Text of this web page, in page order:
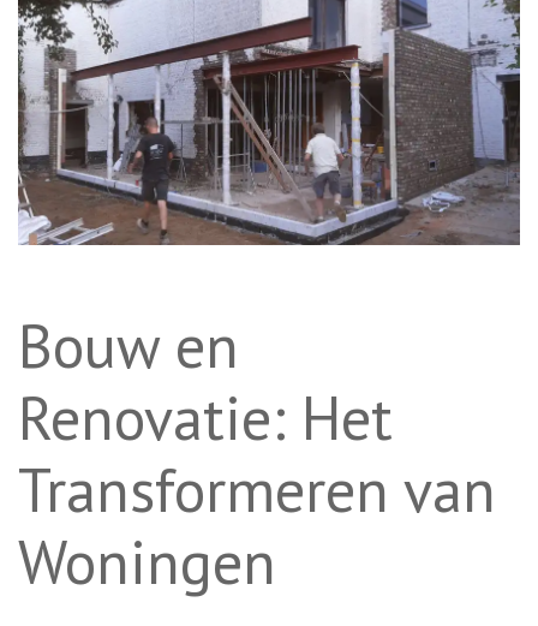
Bouw en
Renovatie: Het
Transformeren van
Woningen